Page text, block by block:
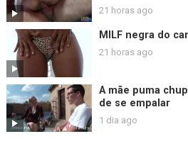
21 horas ago
MILF negra do
21 horas ago
A mãe puma
de se empalar
1 dia ago